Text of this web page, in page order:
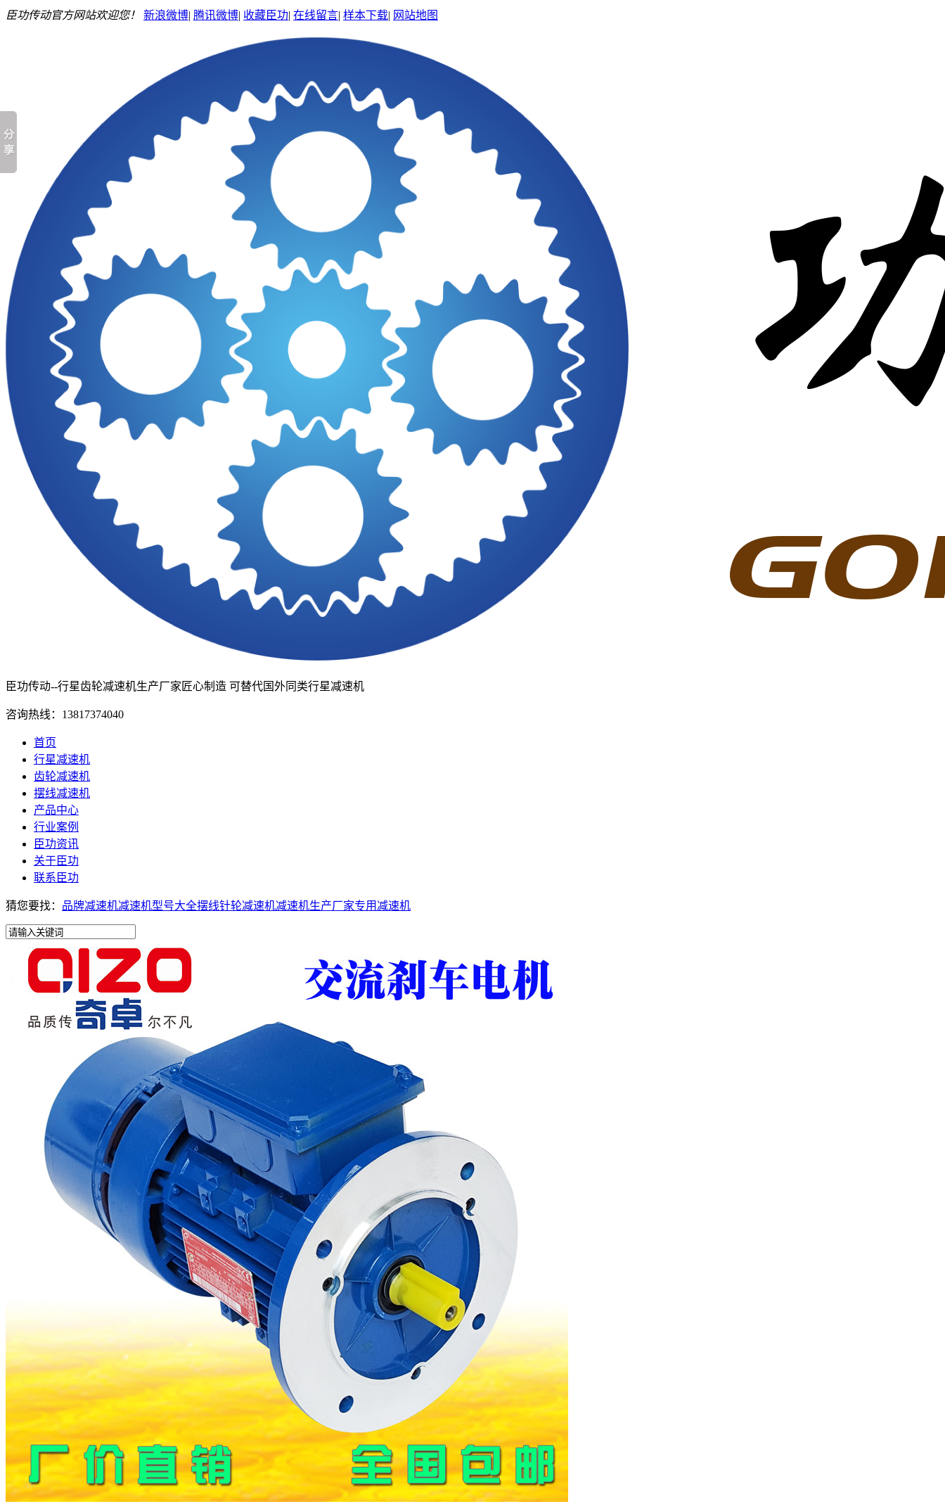
臣功传动官方网站欢迎您！ 新浪微博| 腾讯微博| 收藏臣功| 在线留言| 样本下载| 网站地图
臣功传动--行星齿轮减速机生产厂家 匠心制造 可替代国外同类行星减速机
咨询热线： 13817374040
首页
行星减速机
齿轮减速机
摆线减速机
产品中心
行业案例
臣功资讯
关于臣功
联系臣功
猜您要找： 品牌减速机减速机型号大全摆线针轮减速机减速机生产厂家专用减速机